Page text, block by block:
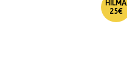
HILMA
25€